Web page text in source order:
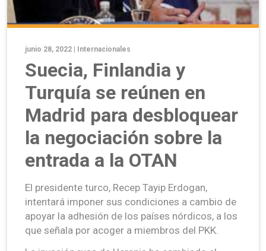
junio 28, 2022 | Internacionales
Suecia, Finlandia y
Turquía se reúnen en
Madrid para desbloquear
la negociación sobre la
entrada a la OTAN
El presidente turco, Recep Tayip Erdogan,
intentará imponer sus condiciones a cambio de
apoyar la adhesión de los países nórdicos, a los
que señala por acoger a miembros del PKK.